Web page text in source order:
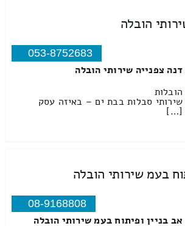
הובלה
053-8752683
דנה צפנייה שירותי הובלה
הובלות
שירותי סבלות בבת ים – באיזה עסק
[…]
בעמ שירותי הובלה
08-9168808
אב בניין ופיתוח בעמ שירותי הובלה